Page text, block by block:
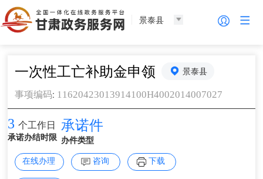
景泰县
一次性工亡补助金申领 景泰县
事项编码: 11620423013914100H4002014007027
3 个工作日
承诺办结时限
承诺件
办件类型
在线办理 咨询 下载